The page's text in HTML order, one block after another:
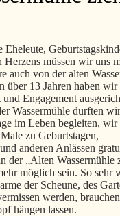
Venice in a sunny
are travellers from
ago. They
with its beauty
decided to have an
destination
wanted
venetian”but at
not commercial
wanted a hotel or a
accomodation)
give them and their
a true experience.
Eheleute,
Herzens müssen wir uns
auch von der alten
über 13 Jahren haben
Engagement
Wassermühle durften
im Leben begleiten, wir
zu Geburtstagen,
anderen Anlässen
der „Alten Wassermühle
möglich sein. So sehr
der Scheune, des
werden,
hängen lassen.